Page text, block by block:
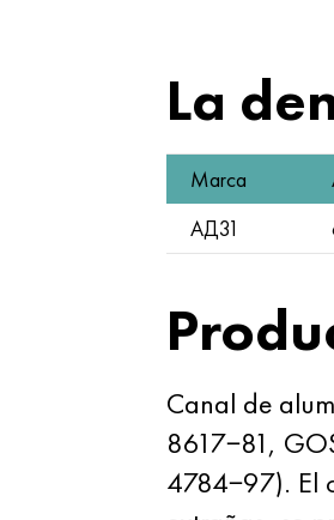
La
Marca
АД31
Canal de
8617−81,
4784−97). El